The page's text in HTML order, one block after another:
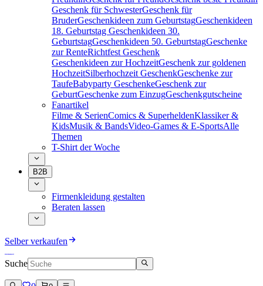
Geschenk für SchwesterGeschenk für
BruderGeschenkideen zum GeburtstagGeschenkideen
18. Geburtstag Geschenkideen 30.
GeburtstagGeschenkideen 50. GeburtstagGeschenke
zur RenteRichtfest Geschenk
Geschenkideen zur HochzeitGeschenk zur goldenen
HochzeitSilberhochzeit GeschenkGeschenke zur
TaufeBabyparty GeschenkeGeschenk zur
GeburtGeschenke zum EinzugGeschenkgutscheine
Fanartikel
Filme & SerienComics & SuperheldenKlassiker &
KidsMusik & BandsVideo-Games & E-SportsAlle
Themen
T-Shirt der Woche
B2B
Firmenkleidung gestalten
Beraten lassen
Selber verkaufen
Suche